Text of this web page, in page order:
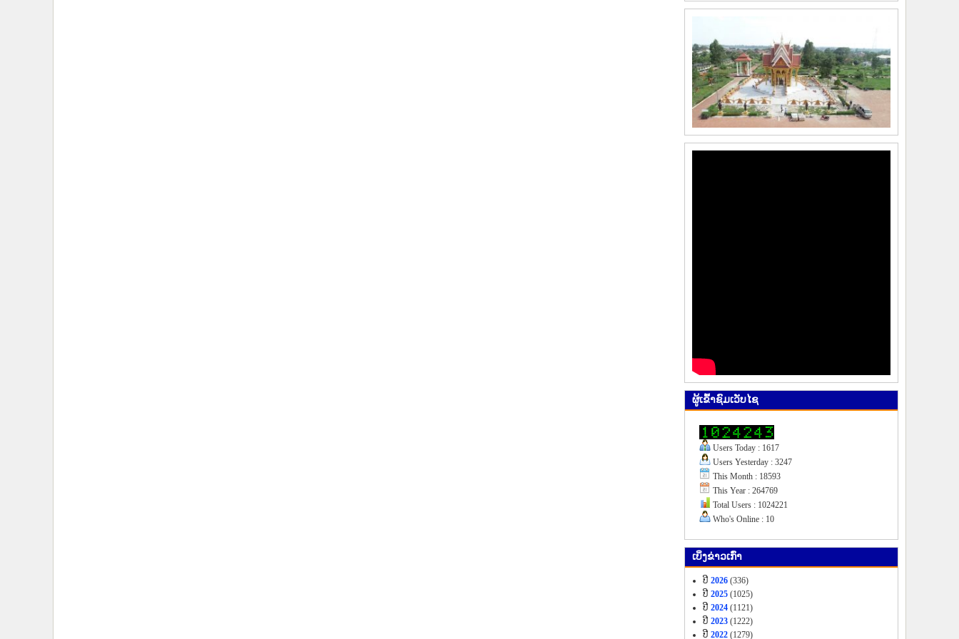
ຜູ້​ເຂົ້າ​ຊົມ​ເວັບ​ໄຊ
Users Today : 1617
Users Yesterday : 3247
This Month : 18593
This Year : 264769
Total Users : 1024221
Who's Online : 10
ເບິ່ງ​ຂ່າວ​ເກົ່າ
ປີ 2026 (336)
ປີ 2025 (1025)
ປີ 2024 (1121)
ປີ 2023 (1222)
ປີ 2022 (1279)